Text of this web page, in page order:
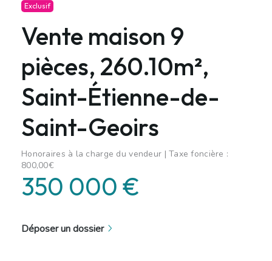
Exclusif
Vente maison 9
pièces, 260.10m²,
Saint-Étienne-de-
Saint-Geoirs
Honoraires à la charge du vendeur | Taxe foncière :
800,00€
350 000 €
Déposer un dossier